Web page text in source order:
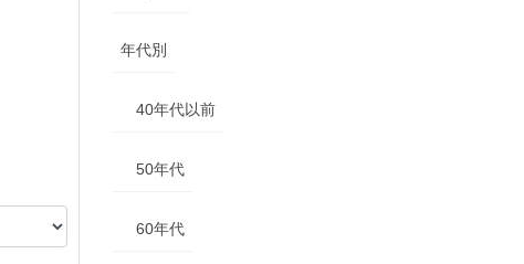
年代別
40年代以前
50年代
60年代